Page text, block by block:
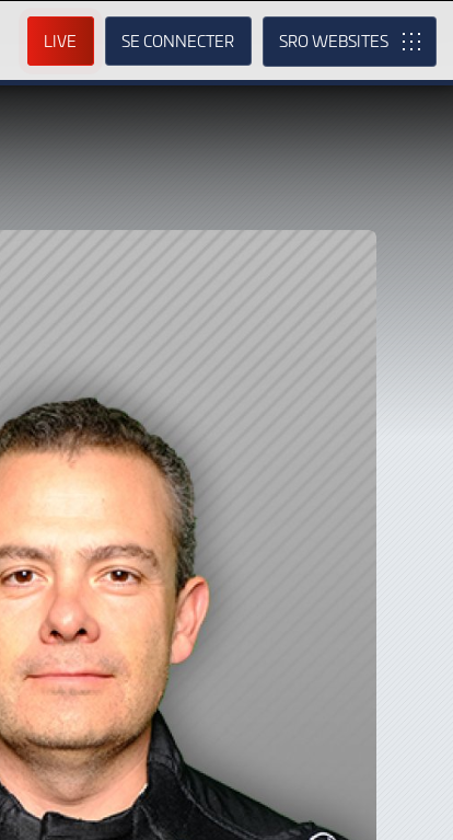
LIVE SE CONNECTER SRO